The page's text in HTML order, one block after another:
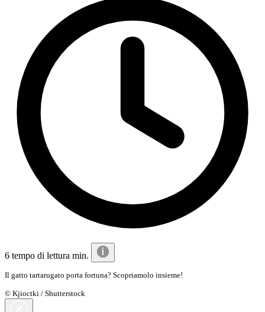
6 tempo di lettura min.
Il gatto tartarugato porta fortuna? Scopriamolo insieme!
© Kjioctki / Shutterstock